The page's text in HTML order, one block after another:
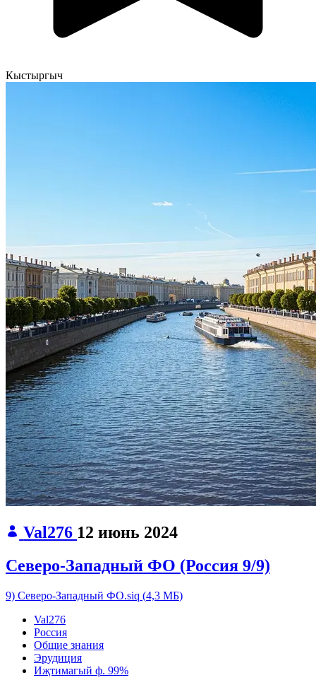
Кыстыргыч
Val276 12 июнь 2024
Северо-Западный ФО (Россия 9/9)
9) Северо-Западный ФО.siq (4,3 МБ)
Val276
Россия
Общие знания
Эрудиция
Иҗтимагый ф. 99%